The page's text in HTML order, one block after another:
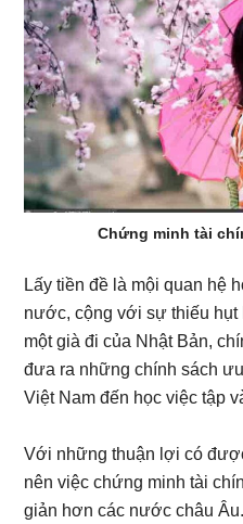
Chứng minh tài
Lấy tiền đề là mội quan hệ
nước, cộng với sự thiếu hụt
một già đi của Nhật Bản,
đưa ra những chính sách
Việt Nam đến học việc tập
Với những thuận lợi có
nên việc chứng minh tài
giản hơn các nước châu